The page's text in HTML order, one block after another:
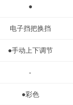
●
电子挡把换挡
●手动上下调节
-
●彩色